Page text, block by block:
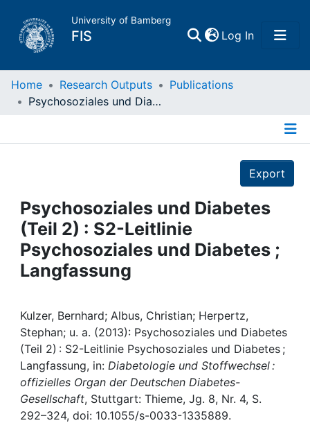
University of Bamberg
FIS Log In(current)
Home
Projects
People
Institutions
Awards
My FIS
Help
Home Research Outputs
Publications
Psychosoziales und Diabetes (Teil 2) : S2-Leitlinie Psychosoziales und Diabetes ; Langfassung
Export
Psychosoziales und Diabetes
(Teil 2) : S2-Leitlinie
Psychosoziales und Diabetes ;
Langfassung
Kulzer, Bernhard; Albus, Christian; Herpertz,
Stephan; u. a. (2013): Psychosoziales und Diabetes
(Teil 2) : S2-Leitlinie Psychosoziales und Diabetes ;
Langfassung, in: Diabetologie und Stoffwechsel :
offizielles Organ der Deutschen Diabetes-
Gesellschaft, Stuttgart: Thieme, Jg. 8, Nr. 4, S.
292–324, doi: 10.1055/s-0033-1335889.